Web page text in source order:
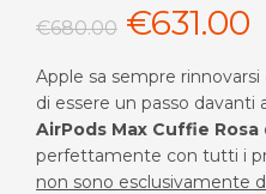
€680.00 Il
prezzo
era:
€631.00
Apple sa sempre
di essere un passo
AirPods Max Cuffie Rosa
perfettamente con tutti i
non sono esclusivamente